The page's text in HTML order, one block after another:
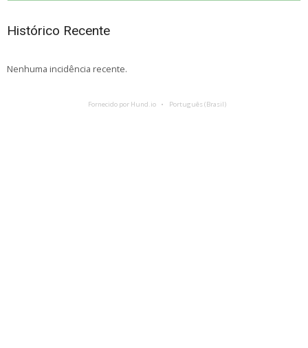
Histórico Recente
Nenhuma incidência recente.
Fornecido por Hund.io Português (Brasil)